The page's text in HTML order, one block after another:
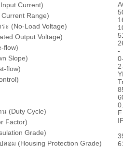
Current)
Range)
(No-Load Voltage)
Output Voltage)
flow)
Slope)
flow)
(Duty Cycle)
Factor)
Grade)
อม (Housing Protection Grade)
-
F